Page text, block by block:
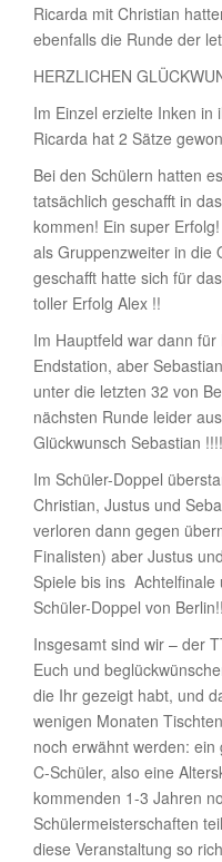
Ricarda mit Christian
ebenfalls die Runde der
HERZLICHEN
Im Einzel erzielte Inken in
Ricarda hat 2 Sätze
Bei den Schülern hatten
tatsächlich geschafft in
kommen! Ein super
als Gruppenzweiter in die
geschafft hatte sich für
toller Erfolg Alex !!
Im Hauptfeld war dann
Endstation, aber
unter die letzten 32 von
nächsten Runde leider
Glückwunsch Sebastian !!!!
Im Schüler-Doppel
Christian, Justus und
verloren dann gegen
Finalisten) aber Justus
Spiele bis ins
Schüler-Doppel von
Insgesamt sind wir – der
Euch und
die Ihr gezeigt habt, und
wenigen Monaten
noch erwähnt werden:
C-Schüler, also eine
kommenden 1-3 Jahren
Schülermeisterschaften
diese Veranstaltung so